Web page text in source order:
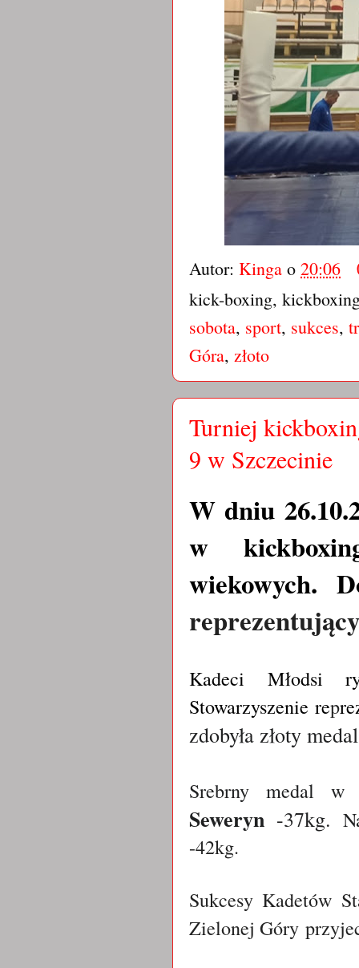
Autor: Kinga o 20:06
kick-boxing,
sobota, sport, sukces,
Góra, złoto
Turniej
9 w Szczecinie
W dniu
w
wiekowych.
re
Kadeci Młodsi
Stowarzyszenie rep
zdobyła złoty
Srebrny medal w
Seweryn -37kg.
-42kg.
Sukcesy Kadetów
Zielonej Góry